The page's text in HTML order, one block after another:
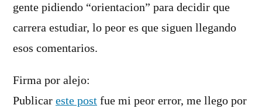
gente pidiendo “orientacion” para decidir que
carrera estudiar, lo peor es que siguen llegando
esos comentarios.
Firma por alejo:
Publicar este post fue mi peor error, me llego por